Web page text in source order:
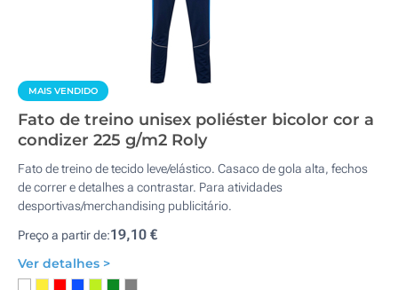
MAIS VENDIDO
Fato de treino unisex poliéster bicolor cor a
condizer 225 g/m2 Roly
Fato de treino de tecido leve/elástico. Casaco de gola alta, fechos
de correr e detalhes a contrastar. Para atividades
desportivas/merchandising publicitário.
Preço a partir de:19,10 €
Ver detalhes >